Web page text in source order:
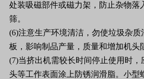
处装吸磁部件或磁力架，防止杂物落
筛。
(6)注意生产环境清洁，勿使垃圾杂
板，影响制品产量，质量和增加机头
(7)当挤出机需较长时间停止使用时
头等工作表面涂上防锈润滑脂。小型